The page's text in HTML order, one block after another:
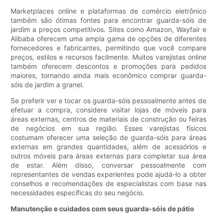
Marketplaces online e plataformas de comércio eletrônico
também são ótimas fontes para encontrar guarda-sóis de
jardim a preços competitivos. Sites como Amazon, Wayfair e
Alibaba oferecem uma ampla gama de opções de diferentes
fornecedores e fabricantes, permitindo que você compare
preços, estilos e recursos facilmente. Muitos varejistas online
também oferecem descontos e promoções para pedidos
maiores, tornando ainda mais econômico comprar guarda-
sóis de jardim a granel.
Se preferir ver e tocar os guarda-sóis pessoalmente antes de
efetuar a compra, considere visitar lojas de móveis para
áreas externas, centros de materiais de construção ou feiras
de negócios em sua região. Esses varejistas físicos
costumam oferecer uma seleção de guarda-sóis para áreas
externas em grandes quantidades, além de acessórios e
outros móveis para áreas externas para completar sua área
de estar. Além disso, conversar pessoalmente com
representantes de vendas experientes pode ajudá-lo a obter
conselhos e recomendações de especialistas com base nas
necessidades específicas do seu negócio.
Manutenção e cuidados com seus guarda-sóis de pátio